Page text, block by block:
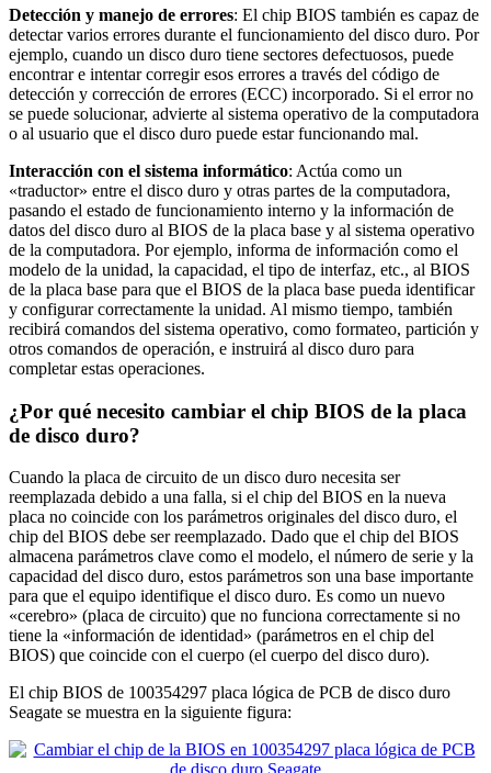
Detección y manejo de errores: El chip BIOS también es capaz de
detectar varios errores durante el funcionamiento del disco duro. Por
ejemplo, cuando un disco duro tiene sectores defectuosos, puede
encontrar e intentar corregir esos errores a través del código de
detección y corrección de errores (ECC) incorporado. Si el error no
se puede solucionar, advierte al sistema operativo de la computadora
o al usuario que el disco duro puede estar funcionando mal.
Interacción con el sistema informático: Actúa como un
«traductor» entre el disco duro y otras partes de la computadora,
pasando el estado de funcionamiento interno y la información de
datos del disco duro al BIOS de la placa base y al sistema operativo
de la computadora. Por ejemplo, informa de información como el
modelo de la unidad, la capacidad, el tipo de interfaz, etc., al BIOS
de la placa base para que el BIOS de la placa base pueda identificar
y configurar correctamente la unidad. Al mismo tiempo, también
recibirá comandos del sistema operativo, como formateo, partición y
otros comandos de operación, e instruirá al disco duro para
completar estas operaciones.
¿Por qué necesito cambiar el chip BIOS de la placa
de disco duro?
Cuando la placa de circuito de un disco duro necesita ser
reemplazada debido a una falla, si el chip del BIOS en la nueva
placa no coincide con los parámetros originales del disco duro, el
chip del BIOS debe ser reemplazado. Dado que el chip del BIOS
almacena parámetros clave como el modelo, el número de serie y la
capacidad del disco duro, estos parámetros son una base importante
para que el equipo identifique el disco duro. Es como un nuevo
«cerebro» (placa de circuito) que no funciona correctamente si no
tiene la «información de identidad» (parámetros en el chip del
BIOS) que coincide con el cuerpo (el cuerpo del disco duro).
El chip BIOS de 100354297 placa lógica de PCB de disco duro
Seagate se muestra en la siguiente figura: